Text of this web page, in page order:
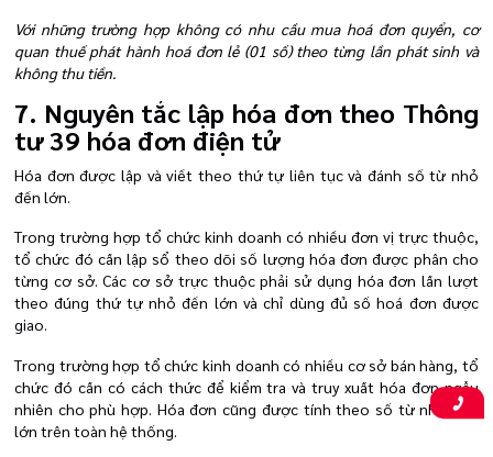
Với những trường hợp không có nhu cầu mua hoá đơn quyển, cơ
quan thuế phát hành hoá đơn lẻ (01 số) theo từng lần phát sinh và
không thu tiền.
7. Nguyên tắc lập hóa đơn theo Thông
tư 39 hóa đơn điện tử
Hóa đơn được lập và viết theo thứ tự liên tục và đánh số từ nhỏ
đến lớn.
Trong trường hợp tổ chức kinh doanh có nhiều đơn vị trực thuộc,
tổ chức đó cần lập sổ theo dõi số lượng hóa đơn được phân cho
từng cơ sở. Các cơ sở trực thuộc phải sử dụng hóa đơn lần lượt
theo đúng thứ tự nhỏ đến lớn và chỉ dùng đủ số hoá đơn được
giao.
Trong trường hợp tổ chức kinh doanh có nhiều cơ sở bán hàng, tổ
chức đó cần có cách thức để kiểm tra và truy xuất hóa đơn ngẫu
nhiên cho phù hợp. Hóa đơn cũng được tính theo số từ nhỏ đến
lớn trên toàn hệ thống.